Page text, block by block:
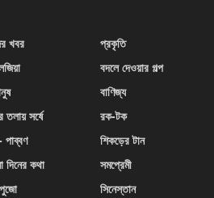
খবর
তলায় সর্ষে
পাব্বণ
দিনের কথা
প্রকৃতি
বদলে দেওয়ার গল্প
বাণিজ্য
রক-টক
শিকড়ের টান
সমপ্রেমী
সিনেস্তান